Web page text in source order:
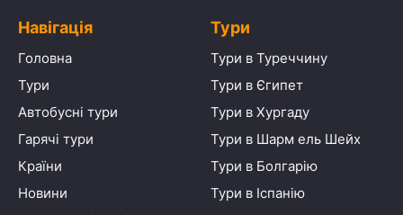
Навігація
Головна
Тури
Автобусні тури
Гарячі тури
Країни
Новини
Тури
Тури в Туреччину
Тури в Єгипет
Тури в Хургаду
Тури в Шарм ель Шейх
Тури в Болгарію
Тури в Іспанію